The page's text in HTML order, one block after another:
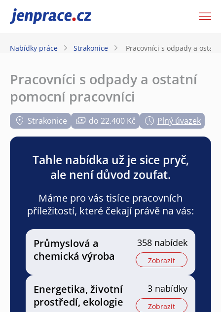
JenPráce.cz
Nabídky práce Strakonice Pracovníci s odpady a
Pracovníci s odpady a ostatní
pomocní pracovníci
Strakonice do 22.400 Kč Plný úvazek
Tahle nabídka už je sice pryč,
ale není důvod zoufat.
Máme pro vás tisíce pracovních
příležitostí, které čekají právě na vás:
Průmyslová a
chemická výroba
358 nabídek
Zobrazit
Energetika, životní
prostředí, ekologie
3 nabídky
Zobrazit